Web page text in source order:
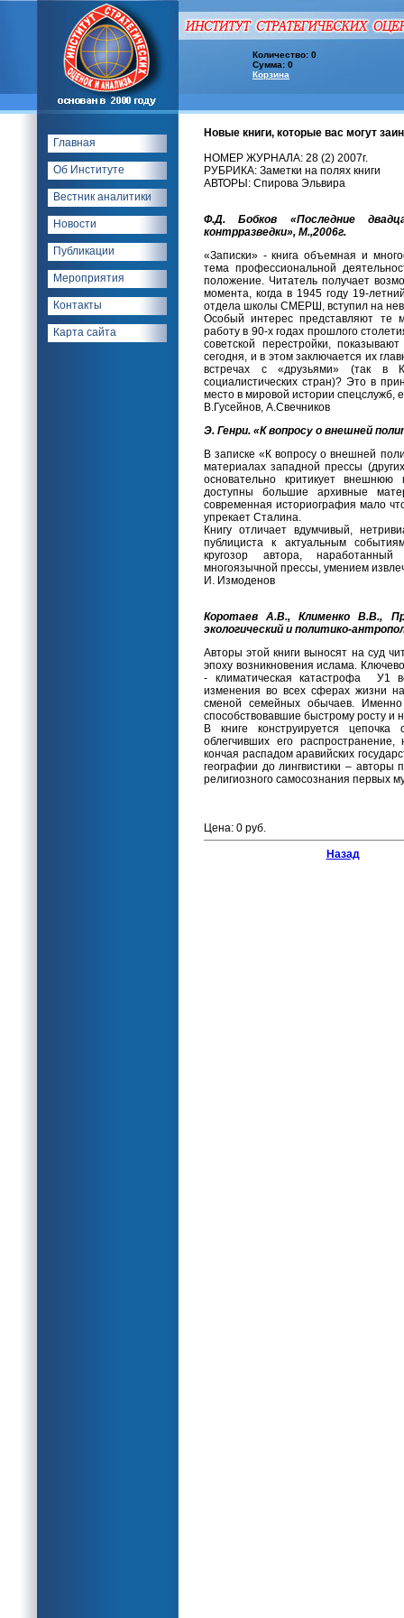
Количество: 0
Сумма: 0
Корзина
Главная
Об Институте
Вестник аналитики
Новости
Публикации
Мероприятия
Контакты
Карта сайта
Новые книги, которые вас могут
НОМЕР ЖУРНАЛА: 28 (2) 2007г.
РУБРИКА: Заметки на полях книги
АВТОРЫ: Спирова Эльвира
Ф.Д. Бобков «Последние
контрразведки», М.,2006г.
«Записки» - книга объемная и
тема профессиональной
положение. Читатель получает
момента, когда в 1945 году 19-
отдела школы СМЕРШ, вступил на
Особый интерес представляют те
работу в 90-х годах прошлого
советской перестройки,
сегодня, и в этом заключается их
встречах с «друзьями» (так в
социалистических стран)? Это в
место в мировой истории спецслужб,
В.Гусейнов, А.Свечников
Э. Генри. «К вопросу о внешней
В записке «К вопросу о внешней
материалах западной прессы
основательно критикует внешнюю
доступны большие архивные
современная историография мало
упрекает Сталина.
Книгу отличает вдумчивый,
публициста к актуальным
кругозор автора,
многоязычной прессы, умением
И. Измоденов
Коротаев А.В., Клименко В.В.,
экологический и политико-
Авторы этой книги выносят на суд
эпоху возникновения ислама.
- климатическая катастрофа У1
изменения во всех сферах жизни
сменой семейных обычаев.
способствовавшие быстрому росту и
В книге конструируется
облегчивших его
кончая распадом аравийских
географии до лингвистики – авторы
религиозного самосознания первых
Цена: 0 руб.
Назад